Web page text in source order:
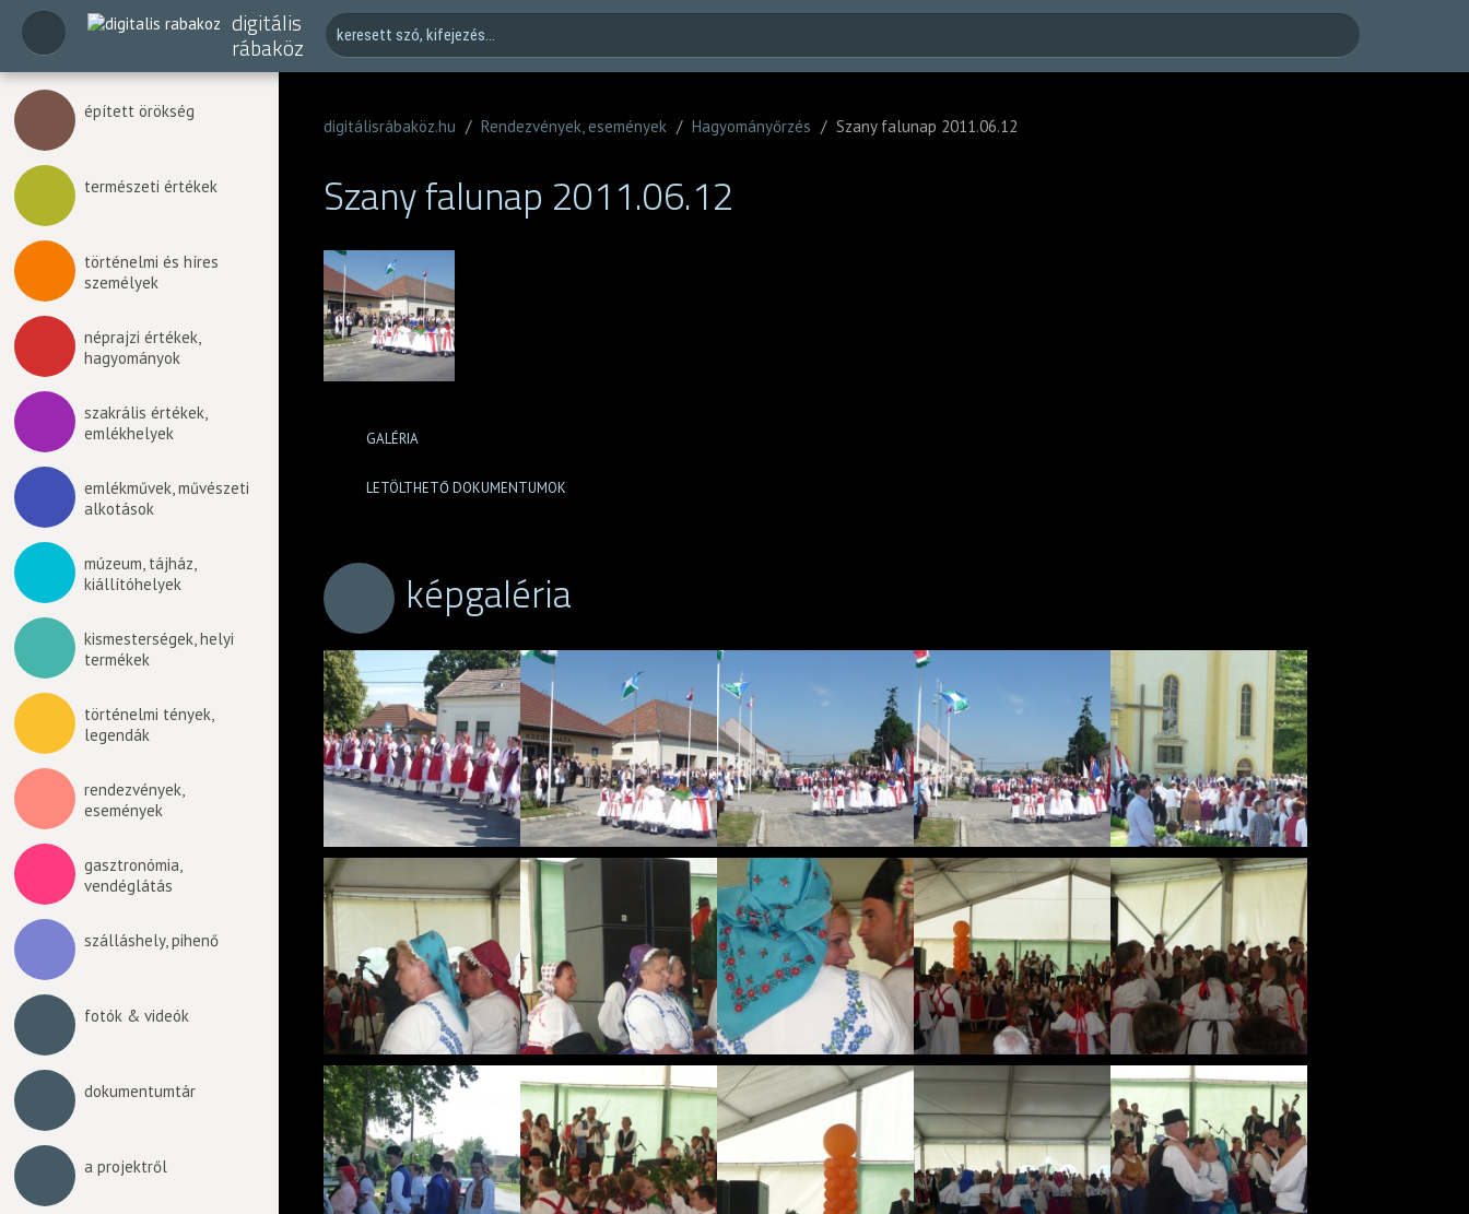
digitális
rábaköz
épített örökség
természeti értékek
történelmi és híres
személyek
néprajzi értékek,
hagyományok
szakrális értékek,
emlékhelyek
emlékművek, művészeti
alkotások
múzeum, tájház,
kiállítóhelyek
kismesterségek, helyi
termékek
történelmi tények,
legendák
rendezvények,
események
gasztronómia,
vendéglátás
szálláshely, pihenő
fotók & videók
dokumentumtár
a projektről
digitálisrábaköz.hu / Rendezvények, események / Hagyományőrzés / Szany falunap 2011.06.12
Szany falunap 2011.06.12
GALÉRIA
LETÖLTHETŐ DOKUMENTUMOK
képgaléria